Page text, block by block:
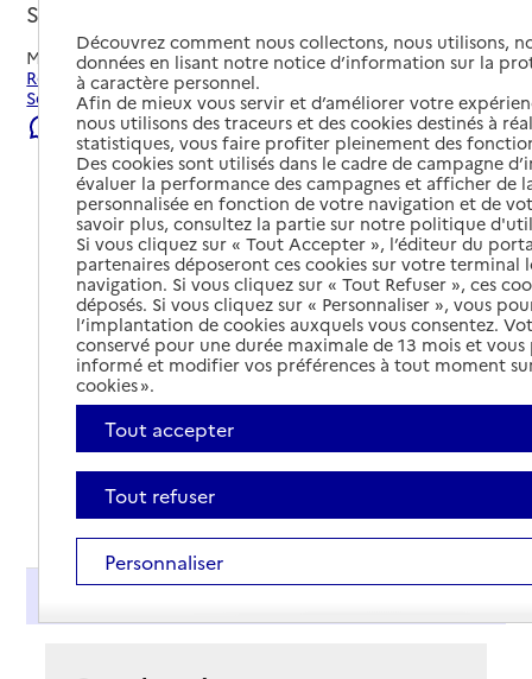
Seyssinet-Pariset, ISERE
Mis à jour le22/07/2026
Rechercher les établissements et services autour de
Seyssinet-Pariset.
Signaler une erreur
Découvrez comment nous collectons, nous utilisons,
données en lisant notre notice d’information sur la
à caractère personnel.
Afin de mieux vous servir et d’améliorer votre
nous utilisons des traceurs et des cookies destinés à
statistiques, vous faire profiter pleinement des
Des cookies sont utilisés dans le cadre de campagne
évaluer la performance des campagnes et afficher de
personnalisée en fonction de votre navigation et de
savoir plus, consultez la partie sur notre politique
Si vous cliquez sur « Tout Accepter », l’éditeur du
partenaires déposeront ces cookies sur votre terminal
navigation. Si vous cliquez sur « Tout Refuser », ces
déposés. Si vous cliquez sur « Personnaliser », vous
l’implantation de cookies auxquels vous consentez.
conservé pour une durée maximale de 13 mois et
informé et modifier vos préférences à tout moment
cookies ».
Tout accepter
Tout refuser
Personnaliser